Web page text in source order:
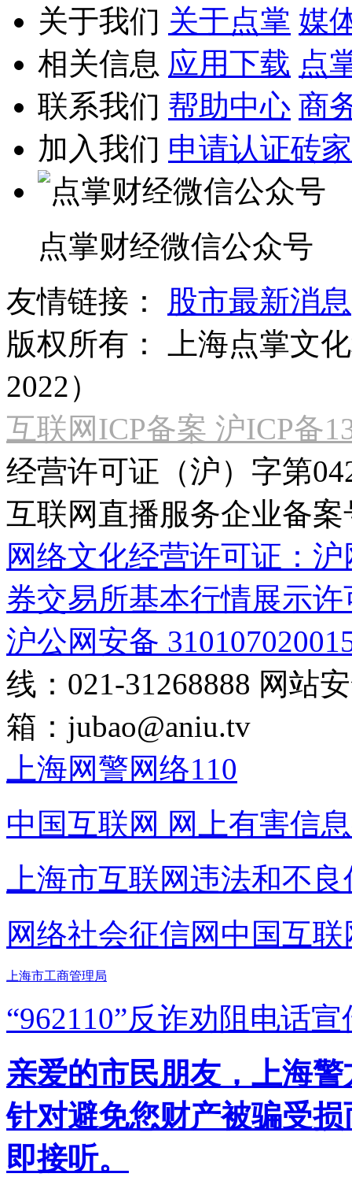
关于我们 关于点掌 媒
相关信息 应用下载 点
联系我们 帮助中心 商
加入我们 申请认证砖家
点掌财经微信公众号
友情链接：
股市最新消息
版权所有：
上海点掌文
2022）
互联网ICP备案 沪ICP备
经营许可证（沪）字第
互联网直播服务企业备案
网络文化经营许可证：
券交易所基本行情展示许
沪公网安备
线：021-31268888 网站
箱： jubao@aniu.tv
上海网警网络110
中国互联网 网上有害信
上海市互联网违法和不
网络社会征信网 中国互
上海市工商管理局
“962110”反诈劝阻电话宣
亲爱的市民朋友，上海
针对避免您财产被骗受
即接听。